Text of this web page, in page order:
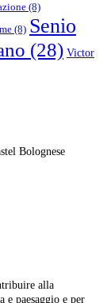
(8)
(8) Senio
(28) Victor
Bolognese
alla
e paesaggio e per